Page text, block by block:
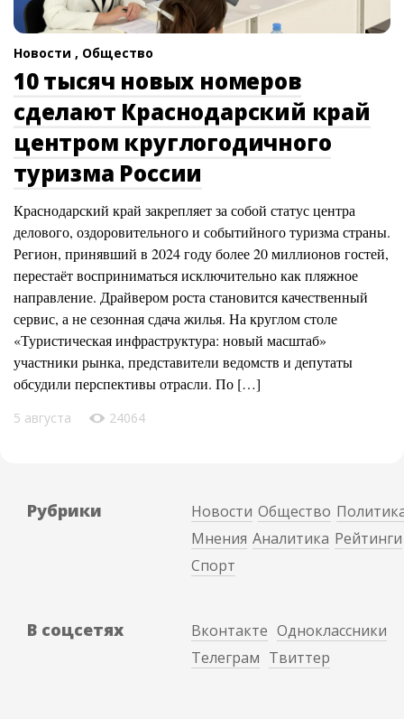
Новости , Общество
10 тысяч новых номеров
сделают Краснодарский край
центром круглогодичного
туризма России
Краснодарский край закрепляет за собой статус центра
делового, оздоровительного и событийного туризма страны.
Регион, принявший в 2024 году более 20 миллионов гостей,
перестаёт восприниматься исключительно как пляжное
направление. Драйвером роста становится качественный
сервис, а не сезонная сдача жилья. На круглом столе
«Туристическая инфраструктура: новый масштаб»
участники рынка, представители ведомств и депутаты
обсудили перспективы отрасли. По […]
5 августа 24064
Рубрики Новости Общество
Мнения Аналитика Рейтинги
Спорт
В соцсетях Вконтакте Одноклассники
Телеграм Твиттер